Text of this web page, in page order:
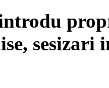
sesizari